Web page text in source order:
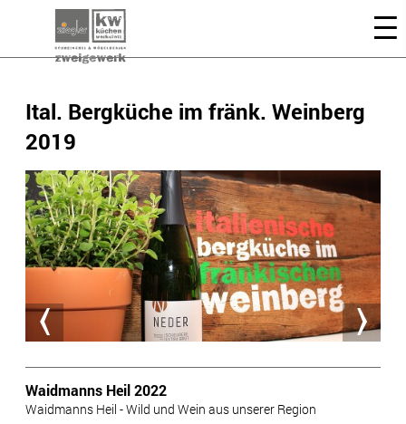
Ital. Bergküche im fränk. Weinberg
2019
Waidmanns Heil 2022
Waidmanns Heil - Wild und Wein aus unserer Region